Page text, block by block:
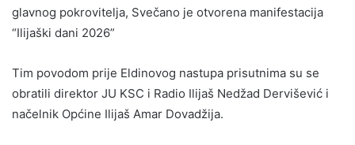
glavnog pokrovitelja, Svečano je otvorena manifestacija
“Ilijaški dani 2026”
Tim povodom prije Eldinovog nastupa prisutnima su se
obratili direktor JU KSC i Radio Ilijaš Nedžad Dervišević i
načelnik Općine Ilijaš Amar Dovadžija.